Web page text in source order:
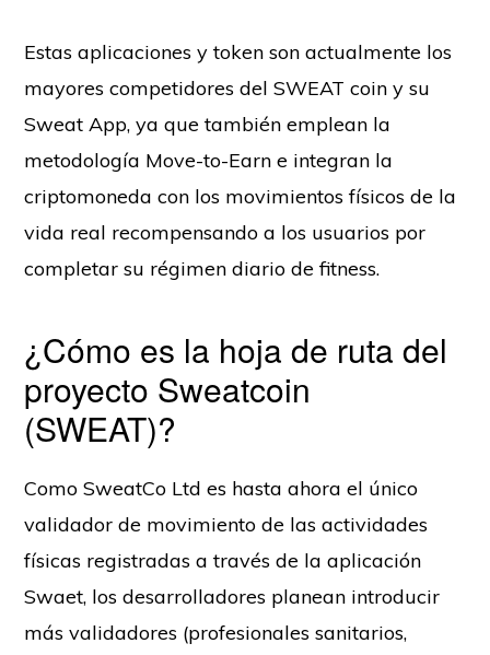
Estas aplicaciones y token son actualmente los
mayores competidores del SWEAT coin y su
Sweat App, ya que también emplean la
metodología Move-to-Earn e integran la
criptomoneda con los movimientos físicos de la
vida real recompensando a los usuarios por
completar su régimen diario de fitness.
¿Cómo es la hoja de ruta del
proyecto Sweatcoin
(SWEAT)?
Como SweatCo Ltd es hasta ahora el único
validador de movimiento de las actividades
físicas registradas a través de la aplicación
Swaet, los desarrolladores planean introducir
más validadores (profesionales sanitarios,